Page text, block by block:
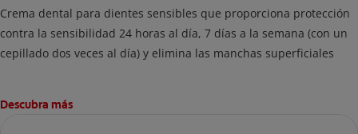
Crema dental para dientes sensibles que proporciona protección
contra la sensibilidad 24 horas al día, 7 días a la semana (con un
cepillado dos veces al día) y elimina las manchas superficiales
Descubra más